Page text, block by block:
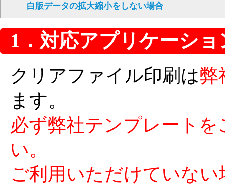
白版データの拡大縮小をしない場合
1．対応アプリケーショ
クリアファイル印刷は弊
ます。
必ず弊社テンプレート
い。
ご利用いただけていな